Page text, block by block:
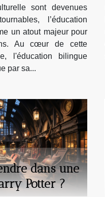
sont devenues
l’éducation
un atout majeur pour
Au cœur de cette
l'éducation bilingue
par sa...
dans une
Potter ?